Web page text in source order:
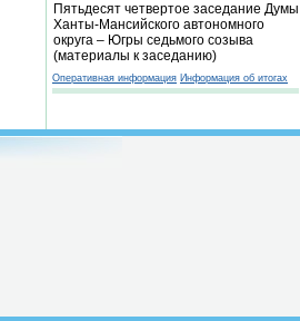
Пятьдесят четвертое заседание Думы
Ханты-Мансийского автономного
округа – Югры седьмого созыва
(материалы к заседанию)
Оперативная информация Информация об итогах